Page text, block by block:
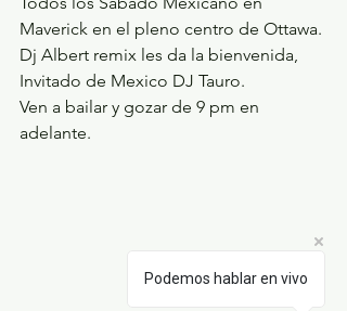
Maverick en el pleno centro de Ottawa.
Dj Albert remix les da la bienvenida,
Invitado de Mexico DJ Tauro.
Ven a bailar y gozar de 9 pm en
adelante.
Podemos hablar en vivo